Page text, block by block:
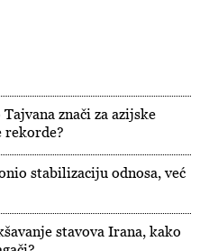
znači za azijske
rekorde?
stabilizaciju odnosa, već
stavova Irana, kako